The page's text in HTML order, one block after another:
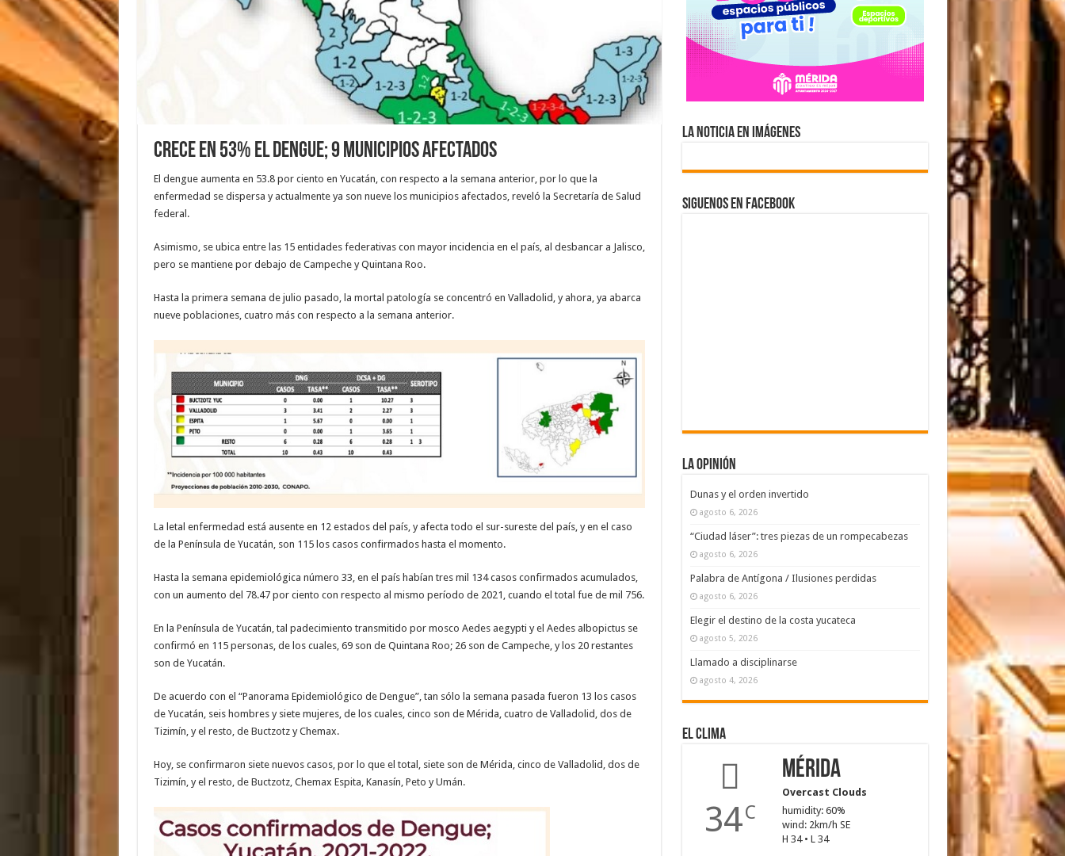
Crece en 53% el dengue; 9 municipios afectados
El dengue aumenta en 53.8 por ciento en Yucatán, con respecto a la semana anterior, por lo que la
enfermedad se dispersa y actualmente ya son nueve los municipios afectados, reveló la Secretaría de Salud
federal.
Asimismo, se ubica entre las 15 entidades federativas con mayor incidencia en el país, al desbancar a Jalisco,
pero se mantiene por debajo de Campeche y Quintana Roo.
Hasta la primera semana de julio pasado, la mortal patología se concentró en Valladolid, y ahora, ya abarca
nueve poblaciones, cuatro más con respecto a la semana anterior.
La letal enfermedad está ausente en 12 estados del país, y afecta todo el sur-sureste del país, y en el caso
de la Península de Yucatán, son 115 los casos confirmados hasta el momento.
Hasta la semana epidemiológica número 33, en el país habían tres mil 134 casos confirmados acumulados,
con un aumento del 78.47 por ciento con respecto al mismo período de 2021, cuando el total fue de mil 756.
En la Península de Yucatán, tal padecimiento transmitido por mosco Aedes aegypti y el Aedes albopictus se
confirmó en 115 personas, de los cuales, 69 son de Quintana Roo; 26 son de Campeche, y los 20 restantes
son de Yucatán.
De acuerdo con el “Panorama Epidemiológico de Dengue”, tan sólo la semana pasada fueron 13 los casos
de Yucatán, seis hombres y siete mujeres, de los cuales, cinco son de Mérida, cuatro de Valladolid, dos de
Tizimín, y el resto, de Buctzotz y Chemax.
Hoy, se confirmaron siete nuevos casos, por lo que el total, siete son de Mérida, cinco de Valladolid, dos de
Tizimín, y el resto, de Buctzotz, Chemax Espita, Kanasín, Peto y Umán.
La Noticia en Imágenes
Siguenos en Facebook
La Opinión
Dunas y el orden invertido
agosto 6, 2026
“Ciudad láser”: tres piezas de un rompecabezas
agosto 6, 2026
Palabra de Antígona / Ilusiones perdidas
agosto 6, 2026
Elegir el destino de la costa yucateca
agosto 5, 2026
Llamado a disciplinarse
agosto 4, 2026
El Clima
34C
Mérida
Overcast Clouds
humidity: 60%
wind: 2km/h SE
H 34 • L 34